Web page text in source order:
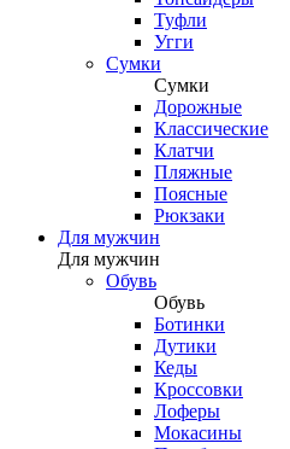
Туфли
Угги
Сумки
Сумки
Дорожные
Классические
Клатчи
Пляжные
Поясные
Рюкзаки
Для мужчин
Для мужчин
Обувь
Обувь
Ботинки
Дутики
Кеды
Кроссовки
Лоферы
Мокасины